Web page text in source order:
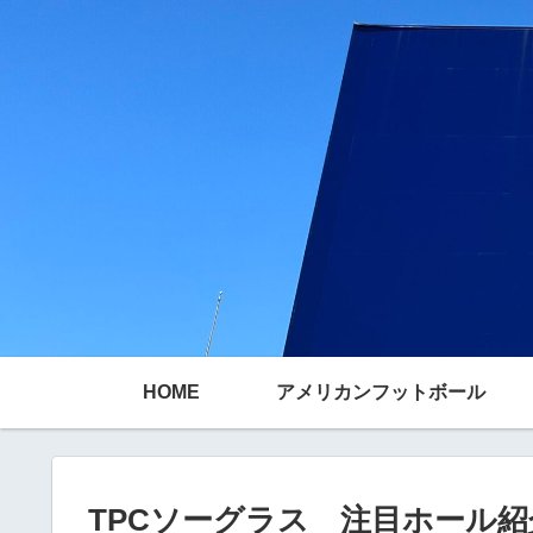
HOME アメリカンフットボール
TPCソーグラス 注目ホール紹